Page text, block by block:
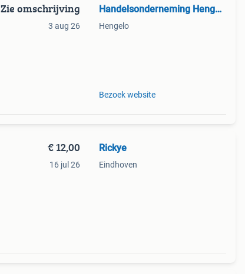
Zie omschrijving
3 aug 26
Handelsonderneming Hengelo
Hengelo
Bezoek website
€ 12,00
16 jul 26
Rickye
Eindhoven